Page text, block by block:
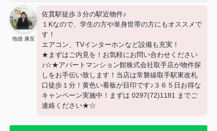
地徳 康至
佐貫駅徒歩３分の駅近物件♪
１Kなので、学生の方や単身世帯の方にもオススメで
す！
エアコン、TVインターホンなど設備も充実！
★まずはご内見を！お気軽にお問い合わせください
♪☆★アパートマンション館株式会社取手店が物件探
しをお手伝い致します！当店は常磐線取手駅東改札
口徒歩１分！黄色い看板が目印です♪３６５日お得な
キャンペーン実施中！まずは 0297(72)1181 までご
連絡ください★☆